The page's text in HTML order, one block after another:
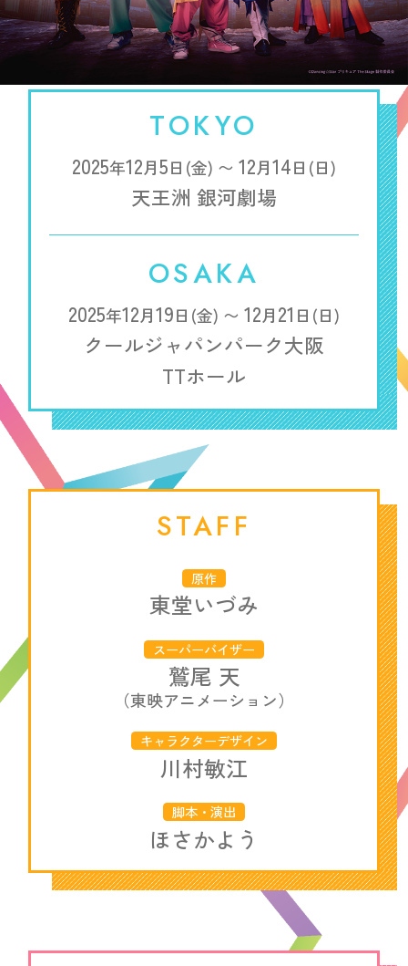
TOKYO
2025年12月5日(金) 〜 12月14日(日)
天王洲 銀河劇場
OSAKA
2025年12月19日(金) 〜 12月21 日(日)
クールジャパンパーク大阪
TTホール
STAFF
原作
東堂いづみ
スーパーバイザー
鷲尾 天
（東映アニメーション）
キャラクターデザイン
川村敏江
脚本・演出
ほさかよう